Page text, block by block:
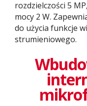
rozdzielczości 5
mocy 2 W.
do użycia funkcje
strumieniowego.